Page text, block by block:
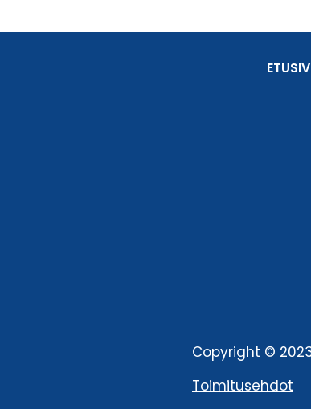
Copyright ©
Toimitusehdot